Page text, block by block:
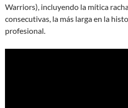
Warriors), incluyendo la mítica
consecutivas, la más larga en la
profesional.